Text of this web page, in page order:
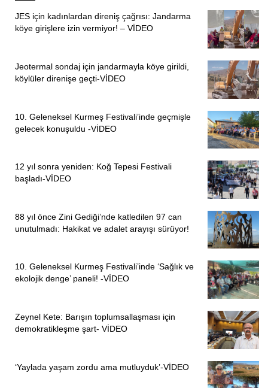
JES için kadınlardan direniş çağrısı: Jandarma
köye girişlere izin vermiyor! – VİDEO
Jeotermal sondaj için jandarmayla köye girildi,
köylüler direnişe geçti-VİDEO
10. Geleneksel Kurmeş Festivali’inde geçmişle
gelecek konuşuldu -VİDEO
12 yıl sonra yeniden: Koğ Tepesi Festivali
başladı-VİDEO
88 yıl önce Zini Gediği’nde katledilen 97 can
unutulmadı: Hakikat ve adalet arayışı sürüyor!
10. Geleneksel Kurmeş Festivali’inde ‘Sağlık ve
ekolojik denge’ paneli! -VİDEO
Zeynel Kete: Barışın toplumsallaşması için
demokratikleşme şart- VİDEO
‘Yaylada yaşam zordu ama mutluyduk’-VİDEO